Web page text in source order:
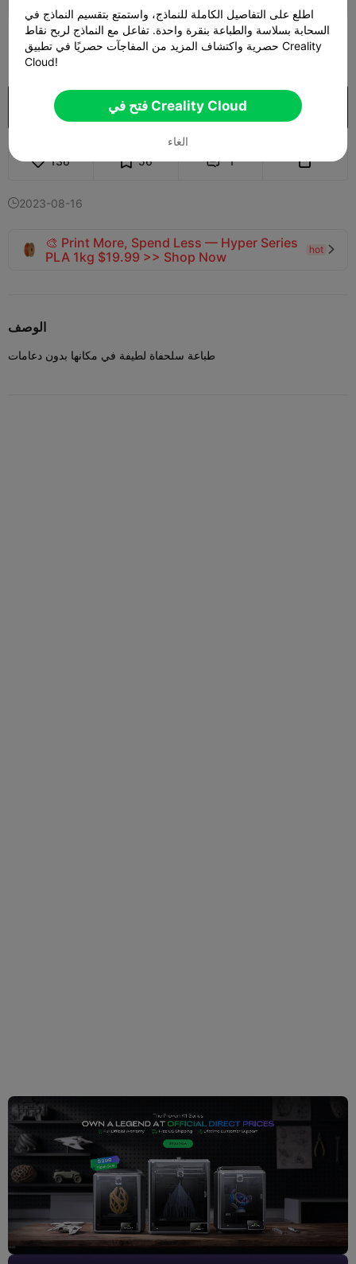
200 
شراء
136 56  1 
2023-08-16
🎨 Print More, Spend Less — Hyper Series
PLA 1kg $19.99 >> Shop Now
hot 
الوصف
طباعة سلحفاة لطيفة في مكانها بدون دعامات
اطلع على التفاصيل الكاملة للنماذج، واستمتع بتقسيم النماذج في
السحابة بسلاسة والطباعة بنقرة واحدة. تفاعل مع النماذج لربح نقاط
حصرية واكتشاف المزيد من المفاجآت حصريًا في تطبيق Creality
Cloud!
فتح في Creality Cloud
الغاء